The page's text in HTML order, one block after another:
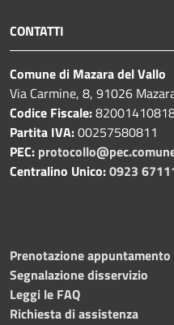
CONTATTI
Comune di Mazara del Vallo
Via Carmine, 8, 91026
Codice Fiscale:
Partita IVA:00257580811
PEC:
Centralino Unico:0923
Prenotazione appuntamento
Segnalazione disservizio
Leggi le FAQ
Richiesta di assistenza